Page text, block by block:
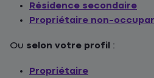
Résidence secondaire
Propriétaire non-
Ou selon votre profil :
Propriétaire